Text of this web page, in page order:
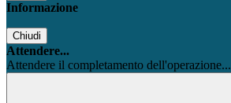
Informazione
Chiudi
Attendere...
Attendere il completamento dell'operazione...